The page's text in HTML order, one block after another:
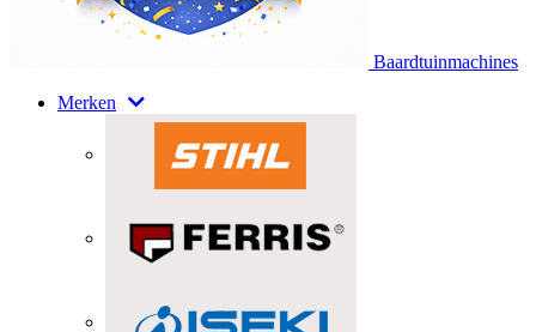
Baardtuinmachines
Merken